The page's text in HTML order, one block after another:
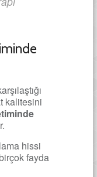
kalitesini
hissi
fayda